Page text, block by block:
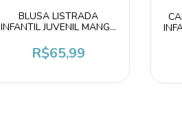
BLUSA LISTRADA
INFANTIL JUVENIL MANGA
R$65,99